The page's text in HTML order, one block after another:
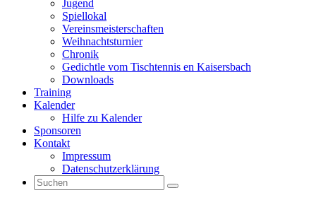
Jugend
Spiellokal
Vereinsmeisterschaften
Weihnachtsturnier
Chronik
Gedichtle vom Tischtennis en Kaisersbach
Downloads
Training
Kalender
Hilfe zu Kalender
Sponsoren
Kontakt
Impressum
Datenschutzerklärung
Suchen
nach:
Suchen